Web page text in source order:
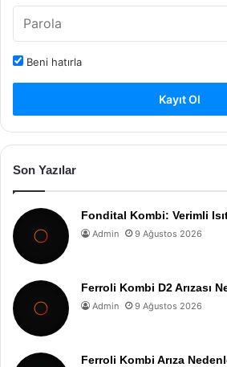
Beni hatırla
Kayıt Ol
Son Yazılar
Fondital Kombi: Verimli
Admin 9 Ağustos 2026
Ferroli Kombi D2 Arızası
Admin 9 Ağustos 2026
Ferroli Kombi Arıza